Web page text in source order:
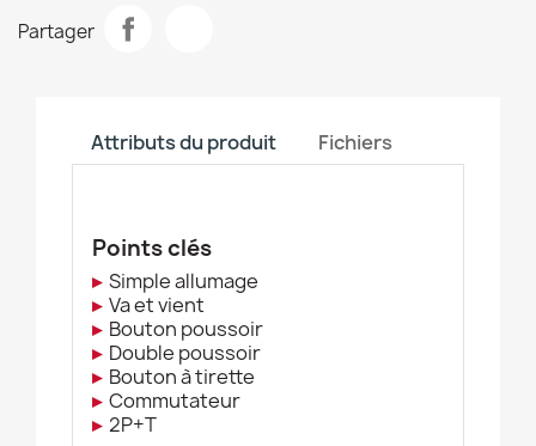
Partager
Attributs du produit Fichiers
Points clés
▸ Simple allumage
▸ Va et vient
▸ Bouton poussoir
▸ Double poussoir
▸ Bouton à tirette
▸ Commutateur
▸ 2P+T